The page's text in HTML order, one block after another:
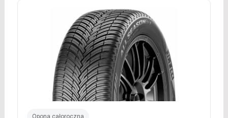
Opona całoroczna